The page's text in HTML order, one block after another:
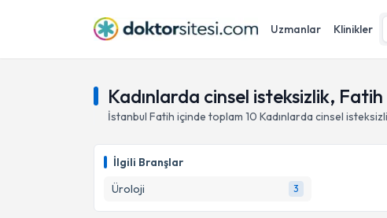
Uzmanlar Klinikler
Kadınlarda cinsel isteksizlik,
İstanbul Fatih içinde toplam 10 Kadınlarda cinsel
İlgili Branşlar
Üroloji
3